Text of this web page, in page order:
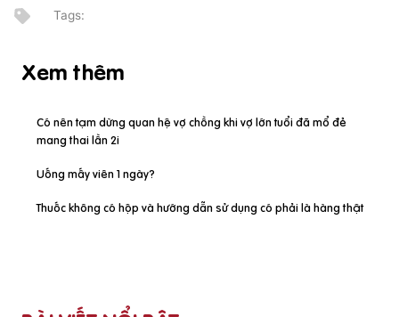
Xem thêm
Có nên tạm dừng quan hệ vợ chồng khi vợ lớn tuổi đã mổ đẻ
mang thai lần 2i
Uống mấy viên 1 ngày?
Thuốc không có hộp và hướng dẫn sử dụng có phải là hàng thật